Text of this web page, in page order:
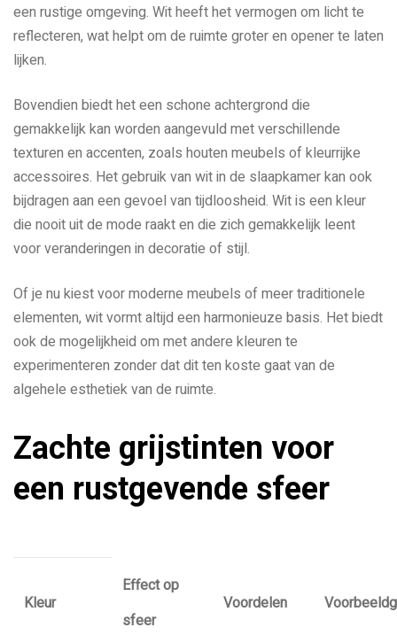
een rustige omgeving. Wit heeft het vermogen om licht te
reflecteren, wat helpt om de ruimte groter en opener te laten
lijken.
Bovendien biedt het een schone achtergrond die
gemakkelijk kan worden aangevuld met verschillende
texturen en accenten, zoals houten meubels of kleurrijke
accessoires. Het gebruik van wit in de slaapkamer kan ook
bijdragen aan een gevoel van tijdloosheid. Wit is een kleur
die nooit uit de mode raakt en die zich gemakkelijk leent
voor veranderingen in decoratie of stijl.
Of je nu kiest voor moderne meubels of meer traditionele
elementen, wit vormt altijd een harmonieuze basis. Het biedt
ook de mogelijkheid om met andere kleuren te
experimenteren zonder dat dit ten koste gaat van de
algehele esthetiek van de ruimte.
Zachte grijstinten voor
een rustgevende sfeer
Kleur
Effect op
sfeer
Voordelen